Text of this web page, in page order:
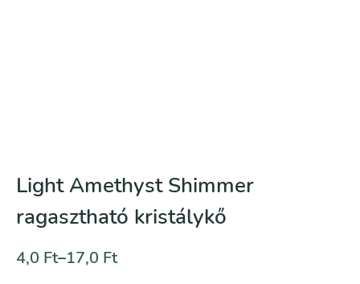
Light Amethyst Shimmer
ragasztható kristálykő
4,0 Ft–17,0 Ft